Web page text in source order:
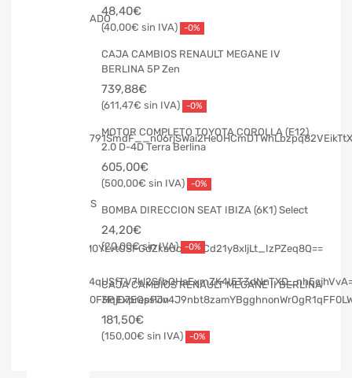
48,40€
40,00€ -0%
CAJA CAMBIOS RENAULT MEGANE IV
BERLINA 5P Zen
739,88€
611,47€ -0%
MOTOR COMPLETO TOYOTA COROLLA (E12)
2.0 D-4D Terra Berlina
605,00€
500,00€ -0%
BOMBA DIRECCION SEAT IBIZA (6K1) Select
24,20€
20,00€ -0%
CAJA CAMBIOS RENAULT MEGANE II BERLINA
3P Expression
181,50€
150,00€ -0%